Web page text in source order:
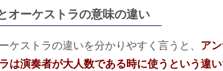
オーケストラの意味の違い
ケストラの違いを分かりやすく言うと、 ア
は演奏者が大人数である時に使うという違い